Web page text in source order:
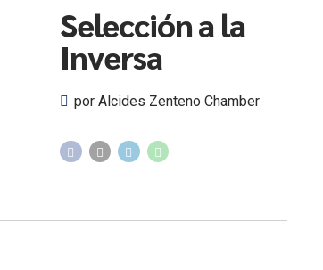
Selección a la
Inversa
por Alcides Zenteno Chamber